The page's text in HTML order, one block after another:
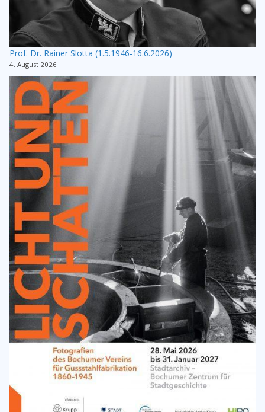
Prof. Dr. Rainer Slotta (1.5.1946-16.6.2026)
4. August 2026